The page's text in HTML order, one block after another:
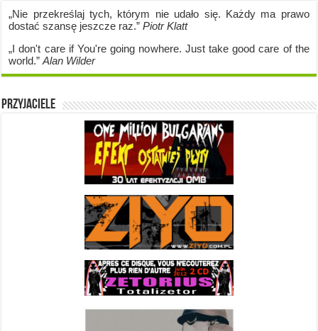
„Nie przekreślaj tych, którym nie udało się. Każdy ma prawo
dostać szansę jeszcze raz.”Piotr Klatt
„I don't care if You're going nowhere. Just take good care of the
world.”Alan Wilder
Przyjaciele